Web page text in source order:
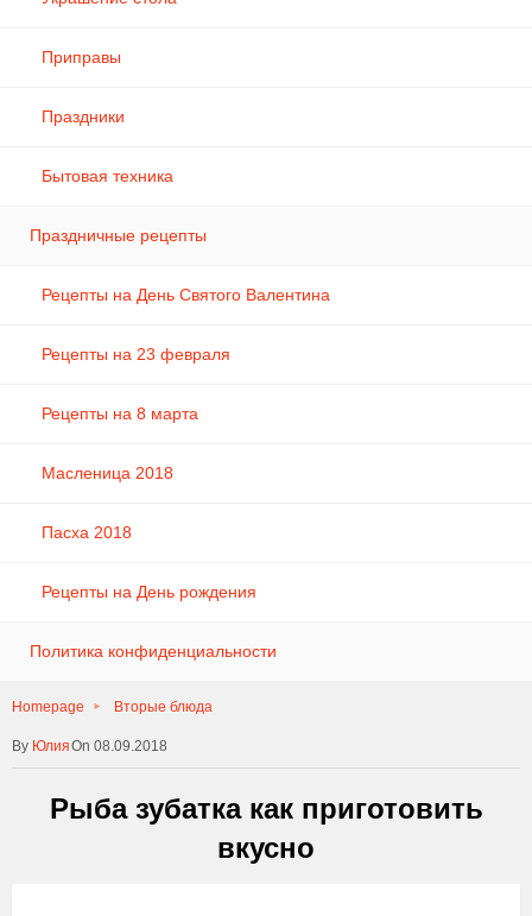
Приправы
Праздники
Бытовая техника
Праздничные рецепты
Рецепты на День Святого Валентина
Рецепты на 23 февраля
Рецепты на 8 марта
Масленица 2018
Пасха 2018
Рецепты на День рождения
Политика конфиденциальности
Homepage Вторые блюда
ЮлияOn 08.09.2018
Рыба зубатка как приготовить
вкусно